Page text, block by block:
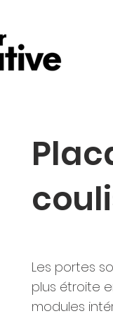
Les portes
plus étroite
modules